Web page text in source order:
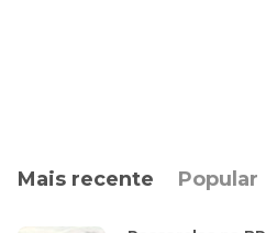
Mais recente Popular